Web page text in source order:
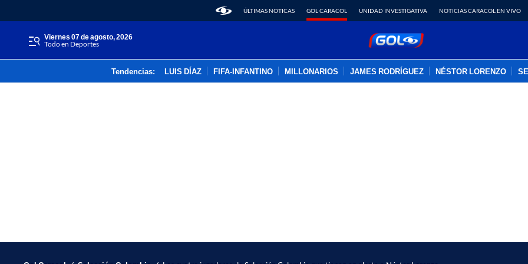
ÚLTIMAS NOTICAS GOL CARACOL UNIDAD INVESTIGATIVA NOTICIAS CARACOL EN VIVO
viernes 07 de agosto, 2026
Todo en Deportes
Tendencias: LUIS DÍAZ FIFA-INFANTINO MILLONARIOS JAMES RODRÍGUEZ NÉSTOR LORENZO